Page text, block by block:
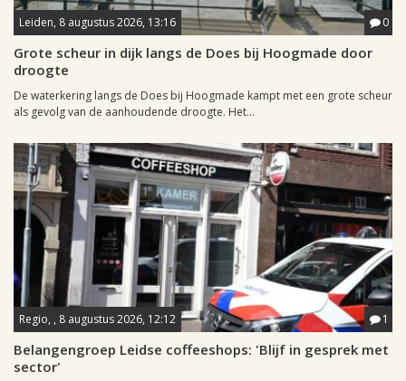
Leiden, 8 augustus 2026, 13:16 0
Grote scheur in dijk langs de Does bij Hoogmade door
droogte
De waterkering langs de Does bij Hoogmade kampt met een grote scheur
als gevolg van de aanhoudende droogte. Het...
Regio, , 8 augustus 2026, 12:12 1
Belangengroep Leidse coffeeshops: 'Blijf in gesprek met
sector'